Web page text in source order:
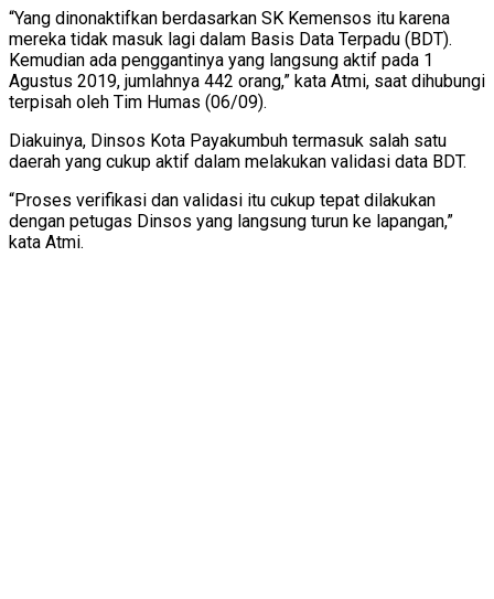
“Yang dinonaktifkan berdasarkan SK Kemensos itu karena
mereka tidak masuk lagi dalam Basis Data Terpadu (BDT).
Kemudian ada penggantinya yang langsung aktif pada 1
Agustus 2019, jumlahnya 442 orang,” kata Atmi, saat dihubungi
terpisah oleh Tim Humas (06/09).
Diakuinya, Dinsos Kota Payakumbuh termasuk salah satu
daerah yang cukup aktif dalam melakukan validasi data BDT.
“Proses verifikasi dan validasi itu cukup tepat dilakukan
dengan petugas Dinsos yang langsung turun ke lapangan,”
kata Atmi.